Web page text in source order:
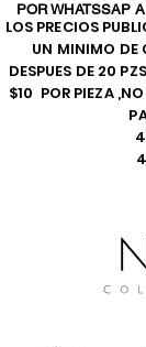
LOS PRECIOS
UN MINIMO DE
DESPUES DE 20
$10 POR PIEZA
POR WHATSSAP